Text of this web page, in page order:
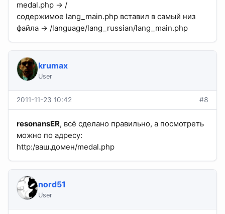
medal.php -> /
содержимое lang_main.php вставил в самый низ
файла -> /language/lang_russian/lang_main.php
krumax
User
2011-11-23 10:42 #8
resonansER, всё сделано правильно, а посмотреть
можно по адресу:
http:/ваш.домен/medal.php
nord51
User